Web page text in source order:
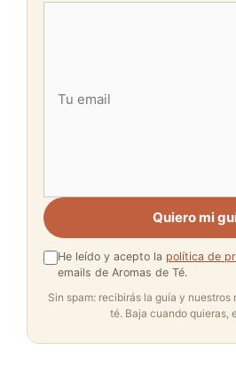
Quiero mi
He leído y acepto la política de
emails de Aromas de Té.
Sin spam: recibirás la guía y nuestros
té. Baja cuando quieras,